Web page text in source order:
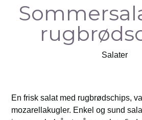
Salater
En frisk salat med rugbrødschips,
mozarellakugler. Enkel og sund